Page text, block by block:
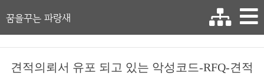
꿈을꾸는 파랑새
견적의뢰서 유포 되고 있는 악성코드-RFQ-견적